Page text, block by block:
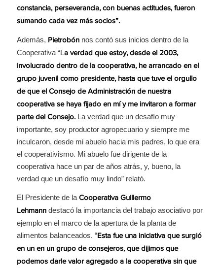
constancia, perseverancia, con buenas actitudes, fueron
sumando cada vez más socios”.
Además, Pietrobón nos contó sus inicios dentro de la
Cooperativa “La verdad que estoy, desde el 2003,
involucrado dentro de la cooperativa, he arrancado en el
grupo juvenil como presidente, hasta que tuve el orgullo
de que el Consejo de Administración de nuestra
cooperativa se haya fijado en mí y me invitaron a formar
parte del Consejo.La verdad que un desafío muy
importante, soy productor agropecuario y siempre me
inculcaron, desde mi abuelo hacia mis padres, lo que era
el cooperativismo. Mi abuelo fue dirigente de la
cooperativa hace un par de años atrás, y, bueno, la
verdad que un desafío muy lindo” relató.
El Presidente de la Cooperativa Guillermo
Lehmanndestacó la importancia del trabajo asociativo por
ejemplo en el marco de la apertura de la planta de
alimentos balanceados. “Esta fue una iniciativa que surgió
en un en un grupo de consejeros, que dijimos que
podemos darle valor agregado a la cooperativa sin que